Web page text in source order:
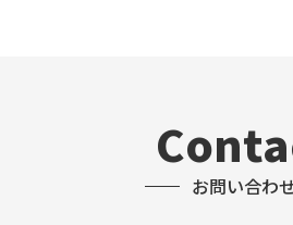
お問い合わ